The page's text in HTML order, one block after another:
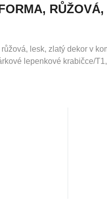
lesk, zlatý dekor v
lepenkové krabičce/